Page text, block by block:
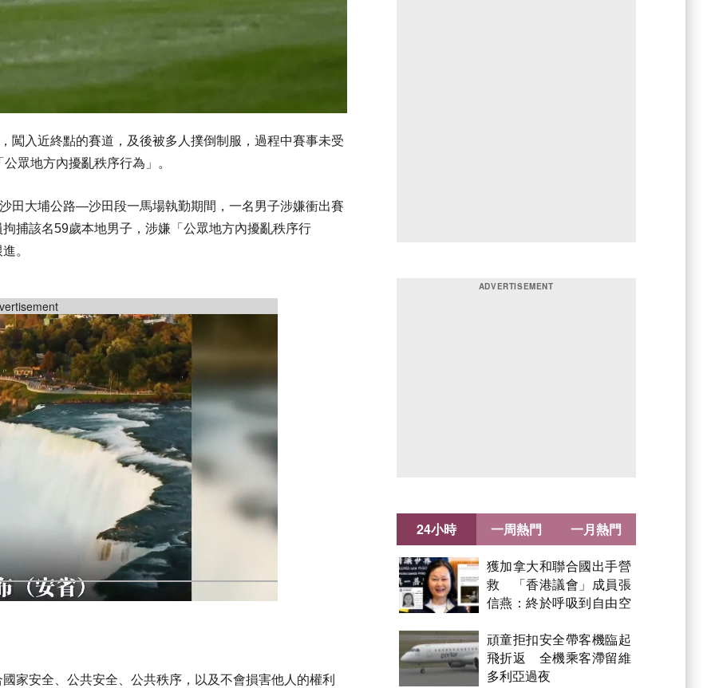
闖入近終點的賽道，及後被多人撲倒制服，過程中賽事未受
眾地方內擾亂秩序行為」。
田大埔公路—沙田段一馬場執勤期間，一名男子涉嫌衝出賽
捕該名59歲本地男子，涉嫌「公眾地方內擾亂秩序行
。
家安全、公共安全、公共秩序，以及不會損害他人的權利
24小時
獲加拿大和聯合國出手營
救 「香港議會」成員張
信燕：終於呼吸到自由空
頑童拒扣安全帶客機臨起
飛折返 全機乘客滯留維
多利亞過夜
一周熱門 一月熱門